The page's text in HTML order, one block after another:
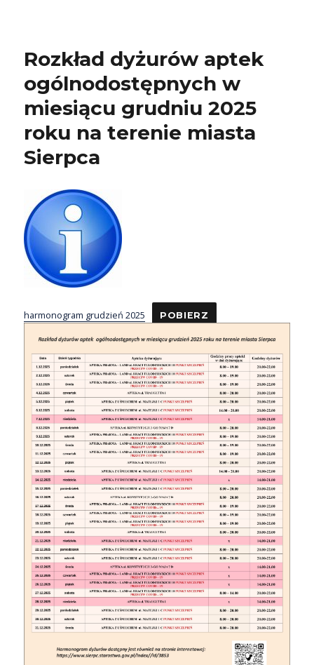
Rozkład dyżurów aptek
ogólnodostępnych w
miesiącu grudniu 2025
roku na terenie miasta
Sierpca
harmonogram grudzień 2025 POBIERZ